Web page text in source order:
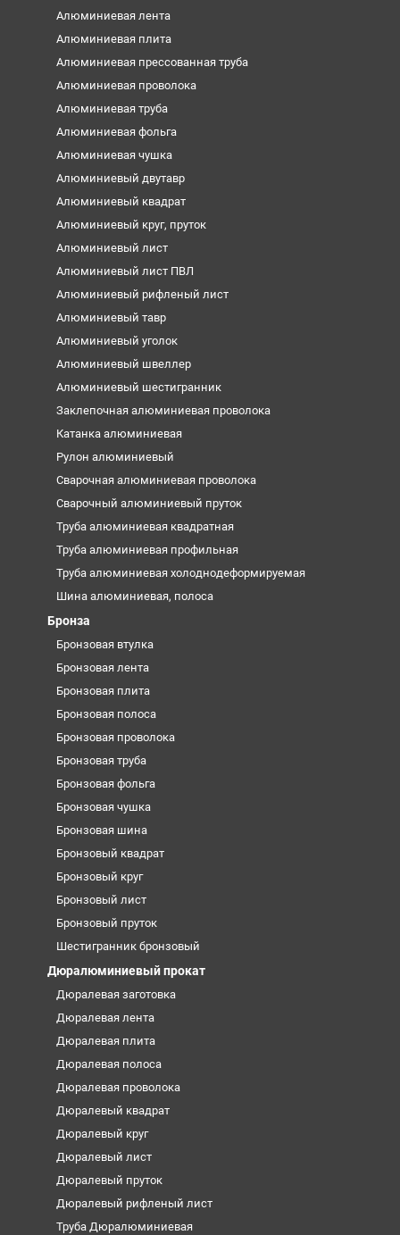
Алюминиевая лента
Алюминиевая плита
Алюминиевая прессованная труба
Алюминиевая проволока
Алюминиевая труба
Алюминиевая фольга
Алюминиевая чушка
Алюминиевый двутавр
Алюминиевый квадрат
Алюминиевый круг, пруток
Алюминиевый лист
Алюминиевый лист ПВЛ
Алюминиевый рифленый лист
Алюминиевый тавр
Алюминиевый уголок
Алюминиевый швеллер
Алюминиевый шестигранник
Заклепочная алюминиевая проволока
Катанка алюминиевая
Рулон алюминиевый
Сварочная алюминиевая проволока
Сварочный алюминиевый пруток
Труба алюминиевая квадратная
Труба алюминиевая профильная
Труба алюминиевая холоднодеформируемая
Шина алюминиевая, полоса
Бронза
Бронзовая втулка
Бронзовая лента
Бронзовая плита
Бронзовая полоса
Бронзовая проволока
Бронзовая труба
Бронзовая фольга
Бронзовая чушка
Бронзовая шина
Бронзовый квадрат
Бронзовый круг
Бронзовый лист
Бронзовый пруток
Шестигранник бронзовый
Дюралюминиевый прокат
Дюралевая заготовка
Дюралевая лента
Дюралевая плита
Дюралевая полоса
Дюралевая проволока
Дюралевый квадрат
Дюралевый круг
Дюралевый лист
Дюралевый пруток
Дюралевый рифленый лист
Труба Дюралюминиевая